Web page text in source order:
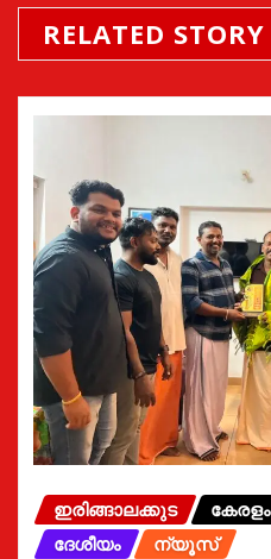
RELATED STORY
ഇരിങ്ങാലക്കുട കേരളം
ദേശീയം
ന്യൂസ്